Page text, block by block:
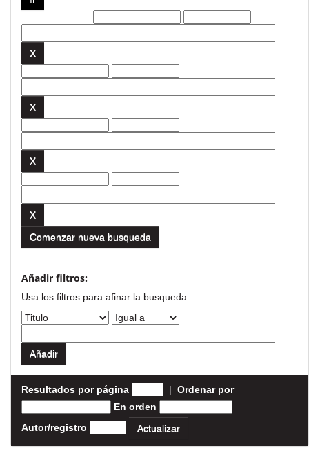
Comenzar nueva busqueda
Añadir filtros:
Usa los filtros para afinar la busqueda.
Resultados por página | Ordenar por
En orden
Autor/registro